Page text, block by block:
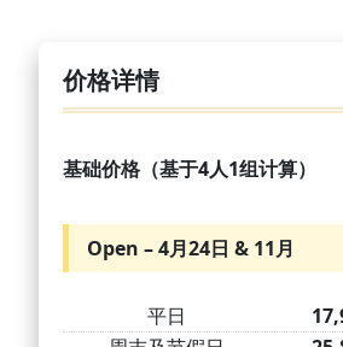
价格详情
基础价格（基于4人1组计算）
Open – 4月24日 & 11月
平日